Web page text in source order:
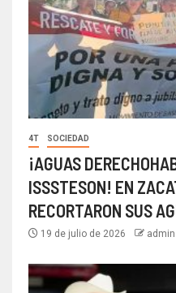
4T SOCIEDAD
¡AGUAS
ISSSTESON! EN
RECORTARON SUS
19 de julio de 2026 admin